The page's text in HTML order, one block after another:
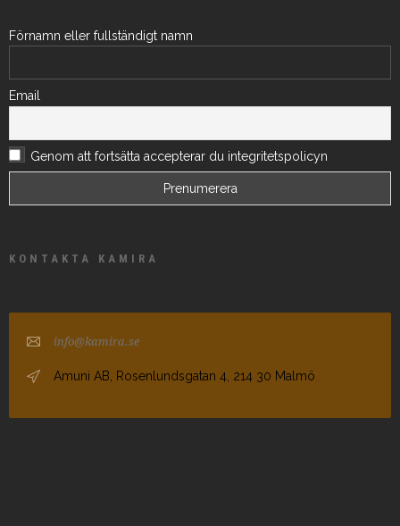
Förnamn eller fullständigt namn
Email
Genom att fortsätta accepterar du integritetspolicyn
KONTAKTA KAMIRA
info@kamira.se
Amuni AB, Rosenlundsgatan 4, 214 30 Malmö